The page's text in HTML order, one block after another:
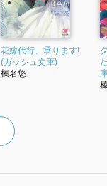
花嫁代行、承ります!
(ガッシュ文庫)
榛名悠